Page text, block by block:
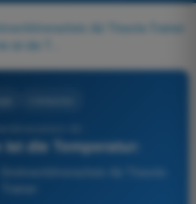
A2 Theorie-Trainer
die Temperatur:
A2 Theorie-